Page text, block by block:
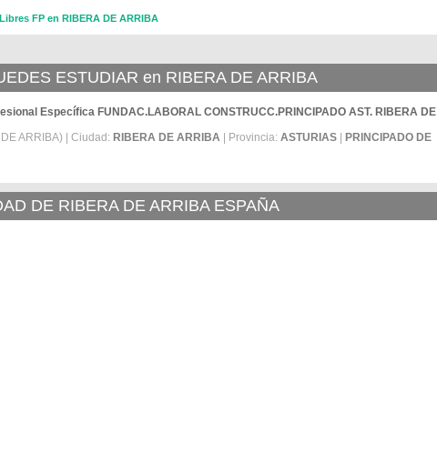
FP en RIBERA DE ARRIBA
ESTUDIAR en RIBERA DE ARRIBA
Específica FUNDAC.LABORAL CONSTRUCC.PRINCIPADO AST. RIBERA DE
ARRIBA) | Ciudad: RIBERA DE ARRIBA | Provincia: ASTURIAS
PRINCIPADO DE
DE RIBERA DE ARRIBA ESPAÑA